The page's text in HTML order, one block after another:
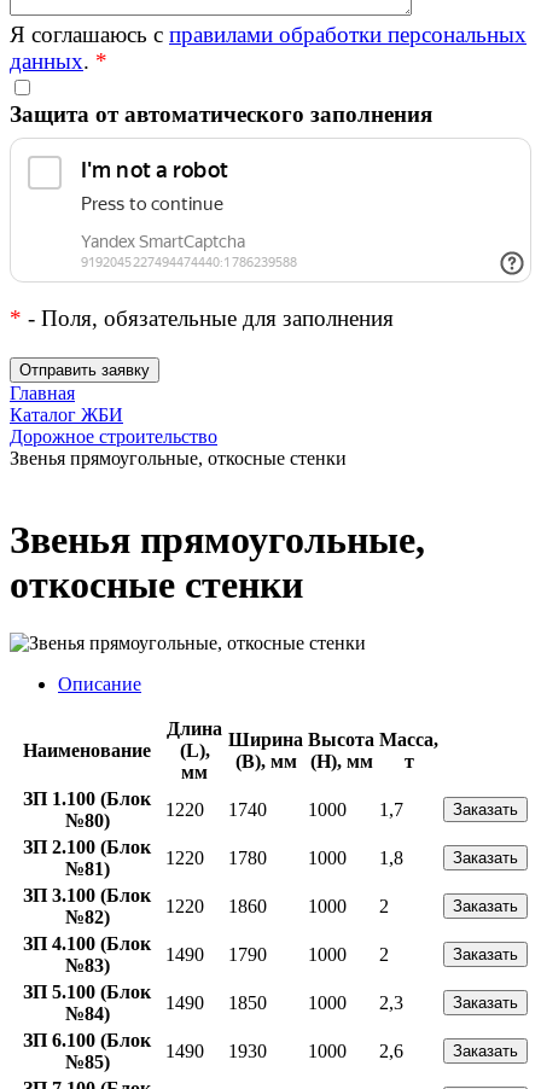
Я соглашаюсь с правилами обработки персональных
данных. *
Защита от автоматического заполнения
* - Поля, обязательные для заполнения
Главная
Каталог ЖБИ
Дорожное строительство
Звенья прямоугольные, откосные стенки
Звенья прямоугольные,
откосные стенки
Описание
Наименование
Длина
(L),
мм
Ширина
(B), мм
Высота
(H), мм
Масса,
т
ЗП 1.100 (Блок
№80)
1220 1740 1000 1,7 Заказать
ЗП 2.100 (Блок
№81)
1220 1780 1000 1,8 Заказать
ЗП 3.100 (Блок
№82)
1220 1860 1000 2 Заказать
ЗП 4.100 (Блок
№83)
1490 1790 1000 2 Заказать
ЗП 5.100 (Блок
№84)
1490 1850 1000 2,3 Заказать
ЗП 6.100 (Блок
№85)
1490 1930 1000 2,6 Заказать